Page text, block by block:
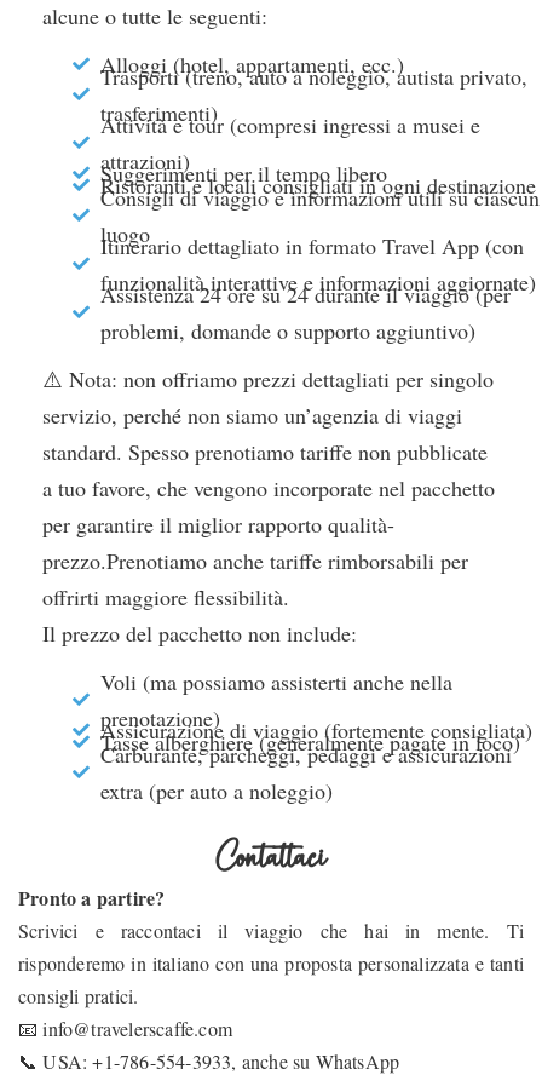
alcune o tutte le seguenti:
Alloggi (hotel, appartamenti, ecc.)
Trasporti (treno, auto a noleggio, autista privato,
trasferimenti)
Attività e tour (compresi ingressi a musei e
attrazioni)
Suggerimenti per il tempo libero
Ristoranti e locali consigliati in ogni destinazione
Consigli di viaggio e informazioni utili su ciascun
luogo
Itinerario dettagliato in formato Travel App (con
funzionalità interattive e informazioni aggiornate)
Assistenza 24 ore su 24 durante il viaggio (per
problemi, domande o supporto aggiuntivo)
⚠️ Nota: non offriamo prezzi dettagliati per singolo
servizio, perché non siamo un’agenzia di viaggi
standard. Spesso prenotiamo tariffe non pubblicate
a tuo favore, che vengono incorporate nel pacchetto
per garantire il miglior rapporto qualità-
prezzo.Prenotiamo anche tariffe rimborsabili per
offrirti maggiore flessibilità.
Il prezzo del pacchetto non include:
Voli (ma possiamo assisterti anche nella
prenotazione)
Assicurazione di viaggio (fortemente consigliata)
Tasse alberghiere (generalmente pagate in loco)
Carburante, parcheggi, pedaggi e assicurazioni
extra (per auto a noleggio)
Contattaci
Pronto a partire?
Scrivici e raccontaci il viaggio che hai in mente. Ti
risponderemo in italiano con una proposta personalizzata e tanti
consigli pratici.
📧 info@travelerscaffe.com
📞 USA: +1-786-554-3933, anche su WhatsApp